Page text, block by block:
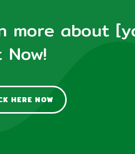
more about
HERE NOW